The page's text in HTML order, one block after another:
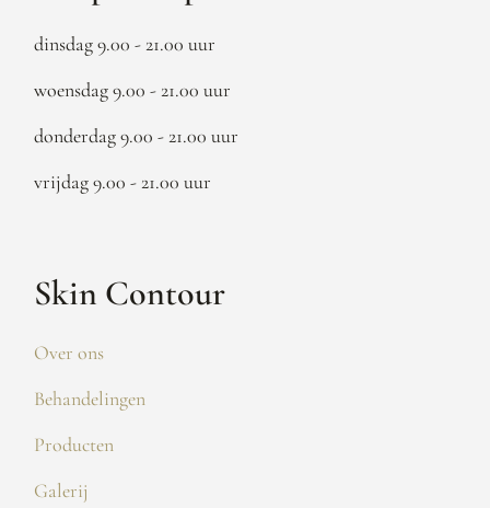
dinsdag 9.00 - 21.00 uur
woensdag 9.00 - 21.00 uur
donderdag 9.00 - 21.00 uur
vrijdag 9.00 - 21.00 uur
Skin Contour
Over ons
Behandelingen
Producten
Galerij